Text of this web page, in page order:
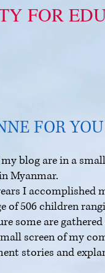
FOR
FOR YOU
blog are in a
Myanmar.
I accomplished
of 506 children
some are
screen of my
stories and